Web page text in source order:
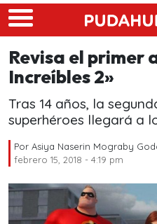
Skip to main content
Revisa el primer
Increíbles 2»
Tras 14 años, la
superhéroes llegará a
Por Asiya Naserin Mograby
febrero 15, 2018 - 4:19 pm